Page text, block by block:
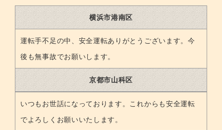
横浜市港南区
運転手不足の中、安全運転ありがとうございます。今
後も無事故でお願いします。
京都市山科区
いつもお世話になっております。これからも安全運転
でよろしくお願いいたします。